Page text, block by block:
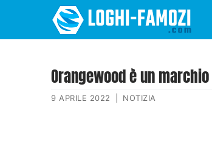
Orangewood è un
9 APRILE 2022 NOTIZIA